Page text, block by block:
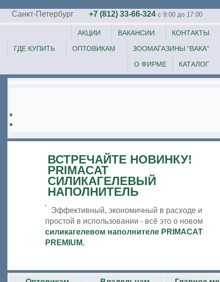
Санкт-Петербург +7 (812) 33-66-324 c 9:00 до 17:00
КОНТАКТЫ
ВАКАНСИИ
АКЦИИ
ЗООМАГАЗИНЫ "ВАКА"
ОПТОВИКАМ
ГДЕ КУПИТЬ
КАТАЛОГ
О ФИРМЕ
ВСТРЕЧАЙТЕ НОВИНКУ!
PRIMACAT
СИЛИКАГЕЛЕВЫЙ
НАПОЛНИТЕЛЬ
Эффективный, экономичный в расходе и
простой в использовании - всё это о новом
силикагелевом наполнителе PRIMACAT
PREMIUM.